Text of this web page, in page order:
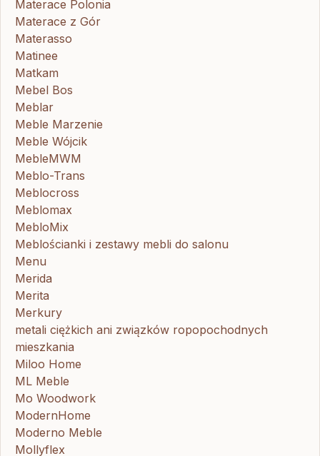
Materace Polonia
Materace z Gór
Materasso
Matinee
Matkam
Mebel Bos
Meblar
Meble Marzenie
Meble Wójcik
MebleMWM
Meblo-Trans
Meblocross
Meblomax
MebloMix
Meblościanki i zestawy mebli do salonu
Menu
Merida
Merita
Merkury
metali ciężkich ani związków ropopochodnych
mieszkania
Miloo Home
ML Meble
Mo Woodwork
ModernHome
Moderno Meble
Mollyflex